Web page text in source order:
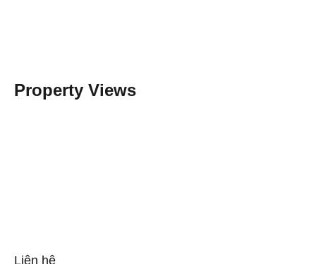
Property Views
Liên hệ